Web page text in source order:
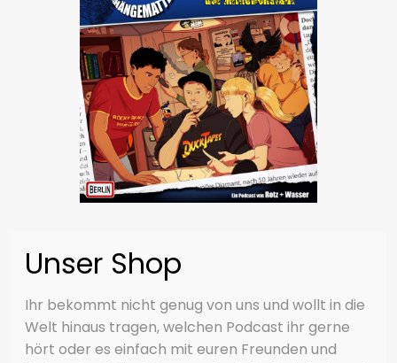
Ihr bekommt nicht genug von uns und wollt in die
Welt hinaus tragen, welchen Podcast ihr gerne
hört oder es einfach mit euren Freunden und